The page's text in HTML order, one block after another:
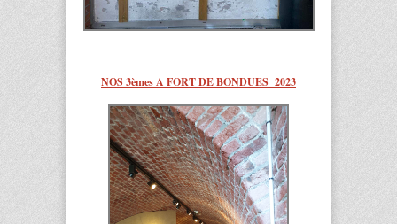
NOS 3èmes A FORT DE BONDUES 2023